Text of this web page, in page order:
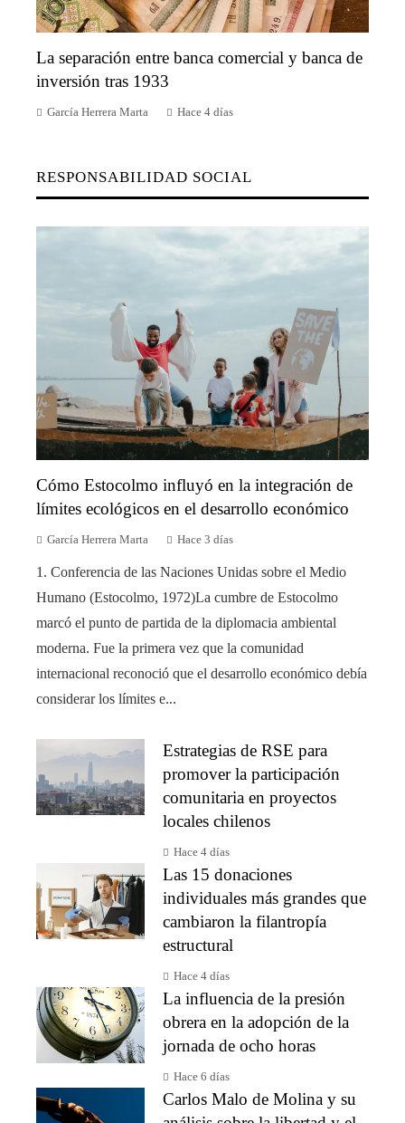
La separación entre banca comercial y banca de
inversión tras 1933
García Herrera Marta Hace 4 días
RESPONSABILIDAD SOCIAL
Cómo Estocolmo influyó en la integración de
límites ecológicos en el desarrollo económico
García Herrera Marta Hace 3 días
1. Conferencia de las Naciones Unidas sobre el Medio
Humano (Estocolmo, 1972)La cumbre de Estocolmo
marcó el punto de partida de la diplomacia ambiental
moderna. Fue la primera vez que la comunidad
internacional reconoció que el desarrollo económico debía
considerar los límites e...
Estrategias de RSE para
promover la participación
comunitaria en proyectos
locales chilenos
Hace 4 días
Las 15 donaciones
individuales más grandes que
cambiaron la filantropía
estructural
Hace 4 días
La influencia de la presión
obrera en la adopción de la
jornada de ocho horas
Hace 6 días
Carlos Malo de Molina y su